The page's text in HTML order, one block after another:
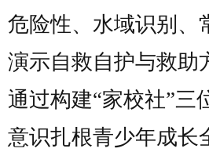
危险性、水域识别、
演示自救自护与救助
通过构建“家校社”三
意识扎根青少年成长